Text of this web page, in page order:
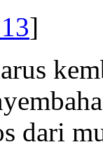
]
dari